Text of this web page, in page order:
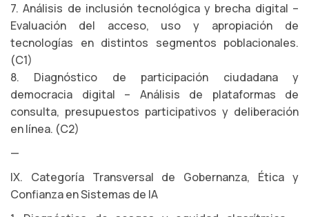
7. Análisis de inclusión tecnológica y brecha digital –
Evaluación del acceso, uso y apropiación de
tecnologías en distintos segmentos poblacionales.
(C1)
8. Diagnóstico de participación ciudadana y
democracia digital – Análisis de plataformas de
consulta, presupuestos participativos y deliberación
en línea. (C2)
—
IX. Categoría Transversal de Gobernanza, Ética y
Confianza en Sistemas de IA